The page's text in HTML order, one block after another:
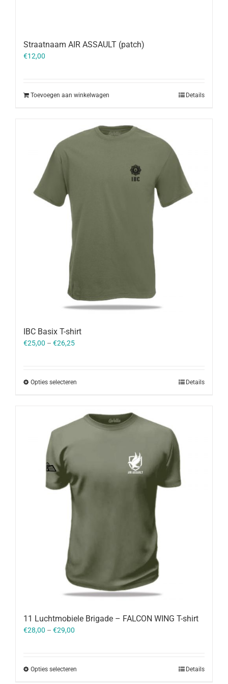
Straatnaam AIR ASSAULT (patch)
€12,00
Toevoegen aan winkelwagen Details
IBC Basix T-shirt
€25,00 – €26,25
Opties selecteren Details
11 Luchtmobiele Brigade – FALCON WING T-shirt
€28,00 – €29,00
Opties selecteren Details